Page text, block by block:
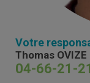
Votre
Thomas OVIZE
04-66-21-